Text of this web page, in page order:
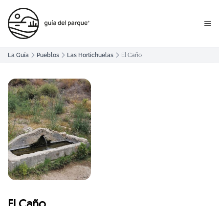
La Guía Pueblos Las Hortichuelas El Caño